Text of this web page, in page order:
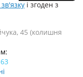
і згоден з
45 (колишня